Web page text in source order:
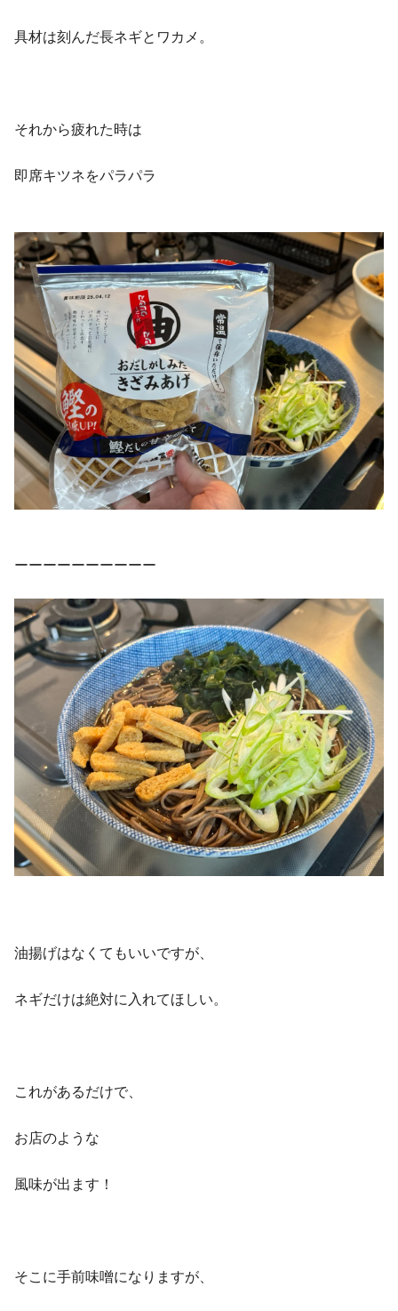
具材は刻んだ長ネギとワカメ。
それから疲れた時は
即席キツネをパラパラ
ーーーーーーーーーー
油揚げはなくてもいいですが、
ネギだけは絶対に入れてほしい。
これがあるだけで、
お店のような
風味が出ます！
そこに手前味噌になりますが、